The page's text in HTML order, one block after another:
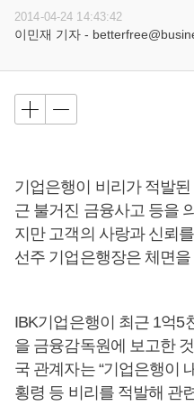
2014-04-24 14:43:42
이민재 기자 -
기업은행이 비리가 적발
근 불거진 금융사고 등을
지만 고객의 사랑과 신뢰
선주 기업은행장은 체면
IBK기업은행이 최근 1억5
을 금융감독원에 보고한
국 관계자는 “기업은행이
횡령 등 비리를 적발해 관